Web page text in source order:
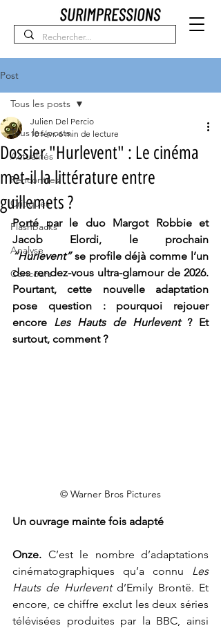
Post
Tous les posts
Actualités
Rencontres
Critiques
Flashbacks
Analyse
Concours
Tous les posts
Dossier "Hurlevent" : Le cinéma
met-il la littérature entre
guillemets ?
Julien Del Percio
10 févr. 6 min de lecture
Porté par le duo Margot Robbie et
“Hurlevent” se profile déjà comme l’un
des rendez-vous ultra-glamour de 2026.
Pourtant, cette nouvelle adaptation
pose question : pourquoi rejouer
encore Les Hauts de Hurlevent ? Et
surtout, comment ?
© Warner Bros Pictures
Un ouvrage mainte fois adapté
Onze. C’est le nombre d’adaptations
cinématographiques qu’a connu
Les
Hauts de Hurlevent d’Emily Brontë. Et
encore, ce chiffre exclut les deux séries
télévisées produites par la BBC, ainsi